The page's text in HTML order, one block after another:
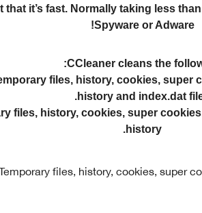
that it’s fast. Normally taking less
Spyware or Adware!
CCleaner cleans the
files, history, cookies, super
history and index.dat
files, history, cookies, super
history.
files, history, cookies, super